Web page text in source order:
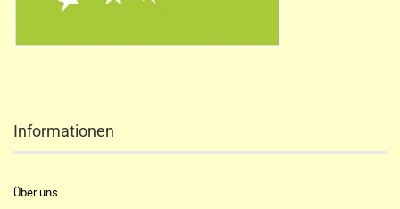
Informationen
Über uns